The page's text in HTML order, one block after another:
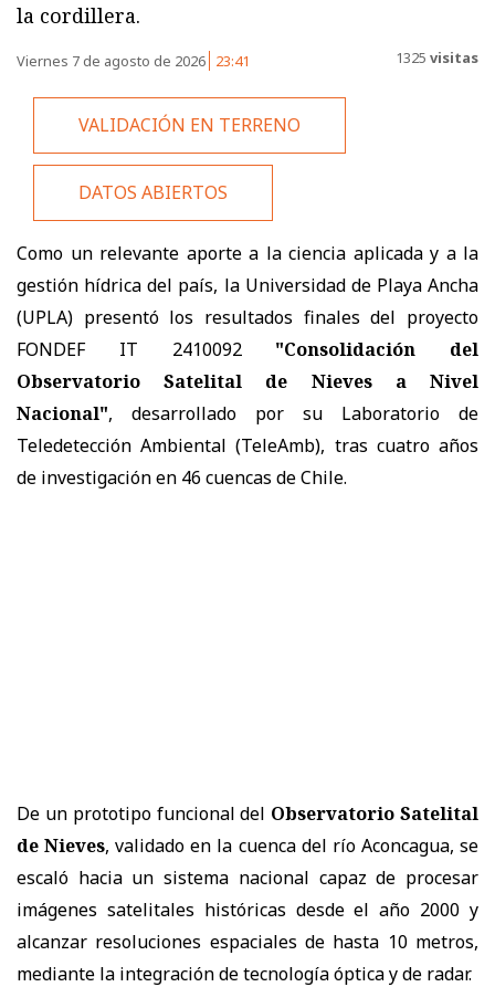
la cordillera.
Viernes 7 de agosto de 2026 23:41 1325 visitas
VALIDACIÓN EN TERRENO
DATOS ABIERTOS
Como un relevante aporte a la ciencia aplicada y a la
gestión hídrica del país, la Universidad de Playa Ancha
(UPLA) presentó los resultados finales del proyecto
FONDEF IT 2410092
"Consolidación del
Observatorio Satelital de Nieves a Nivel
Nacional", desarrollado por su Laboratorio de
Teledetección Ambiental (TeleAmb), tras cuatro años
de investigación en 46 cuencas de Chile.
De un prototipo funcional del Observatorio Satelital
de Nieves, validado en la cuenca del río Aconcagua, se
escaló hacia un sistema nacional capaz de procesar
imágenes satelitales históricas desde el año 2000 y
alcanzar resoluciones espaciales de hasta 10 metros,
mediante la integración de tecnología óptica y de radar.